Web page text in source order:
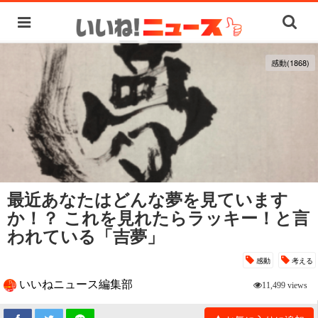
感動(1868)
最近あなたはどんな夢を見ています
か！？ これを見れたらラッキー！と言
われている「吉夢」
感動 考える
いいねニュース編集部 11,499 views